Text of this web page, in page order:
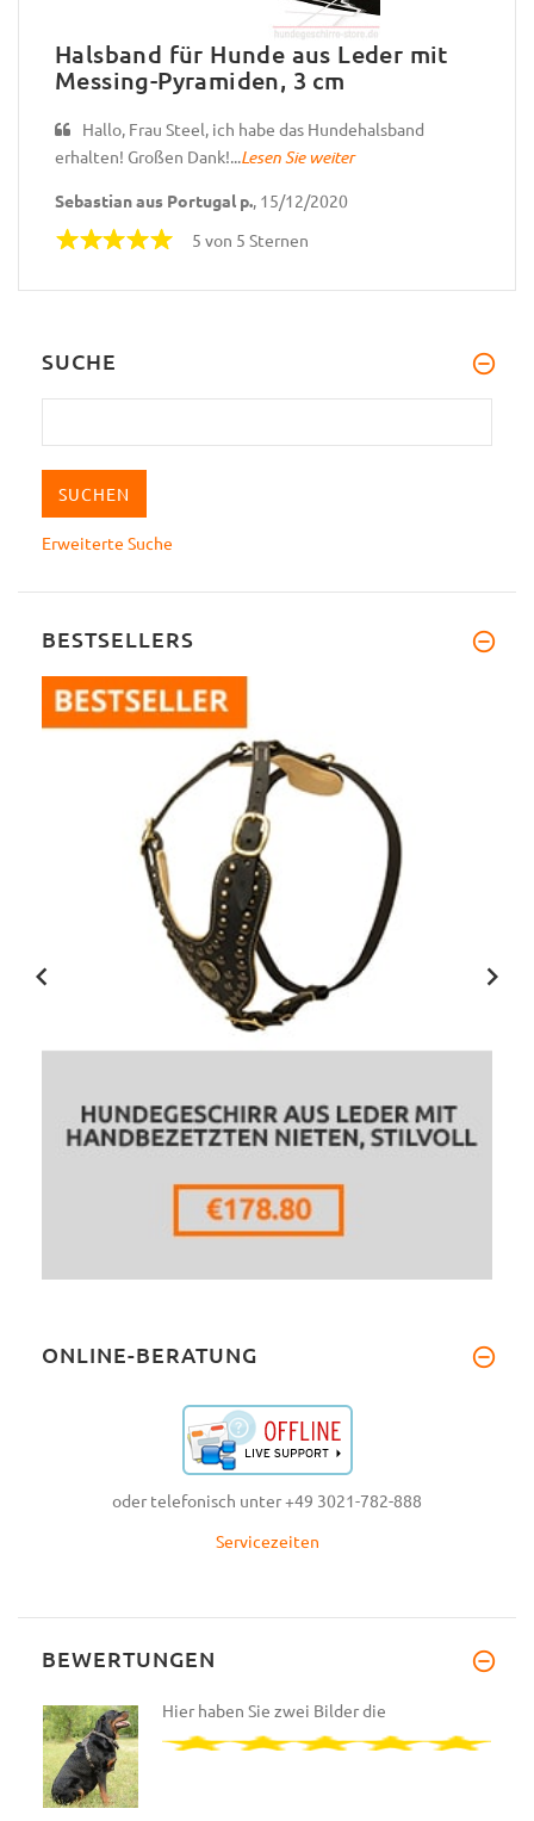
Halsband für Hunde aus Leder mit
Messing-Pyramiden, 3 cm
Hallo, Frau Steel, ich habe das Hundehalsband
erhalten! Großen Dank!...Lesen Sie weiter
Sebastian aus Portugal p., 15/12/2020
5 von 5 Sternen
SUCHE
Erweiterte Suche
BESTSELLERS
ONLINE-BERATUNG
oder telefonisch unter +49 3021-782-888
Servicezeiten
BEWERTUNGEN
Hier haben Sie zwei Bilder die